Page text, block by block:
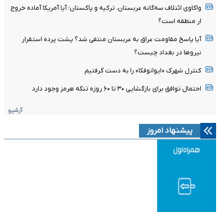
واکاوی ائتلاف سه‌گانه عربستان، ترکیه و پاکستان؛ آیا آمریکا آماده خروج
ار منطقه است؟
آیا پاسخ مقاومت عراق به عربستان منتفی شد؟ پشت پرده استقرار
نیروها در بغداد چیست؟
کنترل شهرک «ایوانوفکا» را به دست گرفتیم
احتمال توافق برای بازگشایی ۳۰ تا ۶۰ روزه تنگه هرمز وجود دارد
آرشیو
پیشنهاد امروز